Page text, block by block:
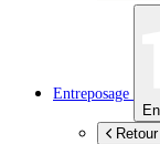
Entreposage